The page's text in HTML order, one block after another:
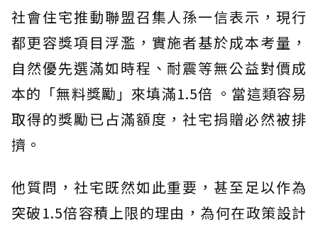
社會住宅推動聯盟召集人孫一信表示，現行
都更容獎項目浮濫，實施者基於成本考量，
自然優先選滿如時程、耐震等無公益對價成
本的「無料獎勵」來填滿1.5倍 。當這類容易
取得的獎勵已占滿額度，社宅捐贈必然被排
擠。
他質問，社宅既然如此重要，甚至足以作為
突破1.5倍容積上限的理由，為何在政策設計